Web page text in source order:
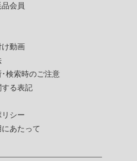
会員
け動画
検索時のご注意
る表記
シー
あたって